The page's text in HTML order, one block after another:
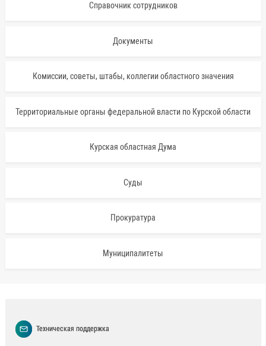
Справочник сотрудников
Документы
Комиссии, советы, штабы, коллегии областного значения
Территориальные органы федеральной власти по Курской области
Курская областная Дума
Суды
Прокуратура
Муниципалитеты
Техническая поддержка